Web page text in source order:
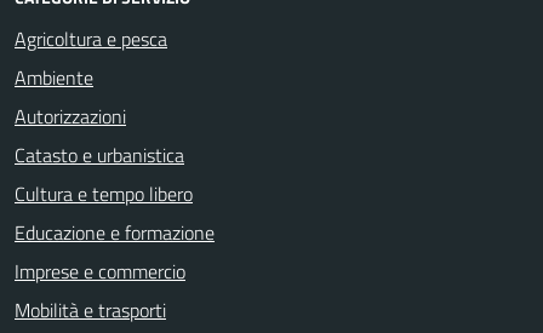
Agricoltura e pesca
Ambiente
Autorizzazioni
Catasto e urbanistica
Cultura e tempo libero
Educazione e formazione
Imprese e commercio
Mobilità e trasporti